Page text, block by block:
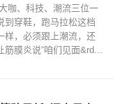
咖、科技、潮流三位一
到穿鞋，跑马拉松这档
样，必须跟上潮流，还
筋膜炎说“咱们见面&rd...